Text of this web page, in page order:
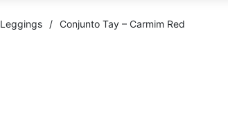
Leggings / Conjunto Tay – Carmim Red